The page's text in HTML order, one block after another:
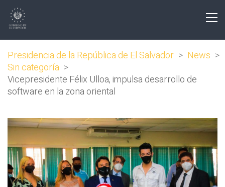
Presidencia de la República de El Salvador > News >
Sin categoría >
Vicepresidente Félix Ulloa, impulsa desarrollo de
software en la zona oriental